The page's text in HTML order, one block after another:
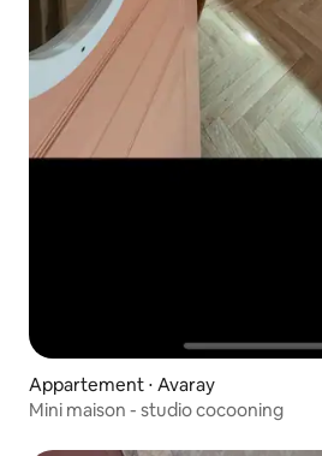
Appartement ⋅ Avaray
Mini maison - studio cocooning